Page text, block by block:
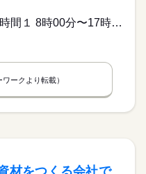
交替制（シフト制） 就業時間１ 8時00分〜17時10分 就業時間２ 16時00分〜1時10分 就業時間３ 0時00分〜9時10分 就業時間に関する特記事項 ＊月曜日～金曜日に祝日がある場合は、出勤となります。
ワークより転載）
材をつくる会社で